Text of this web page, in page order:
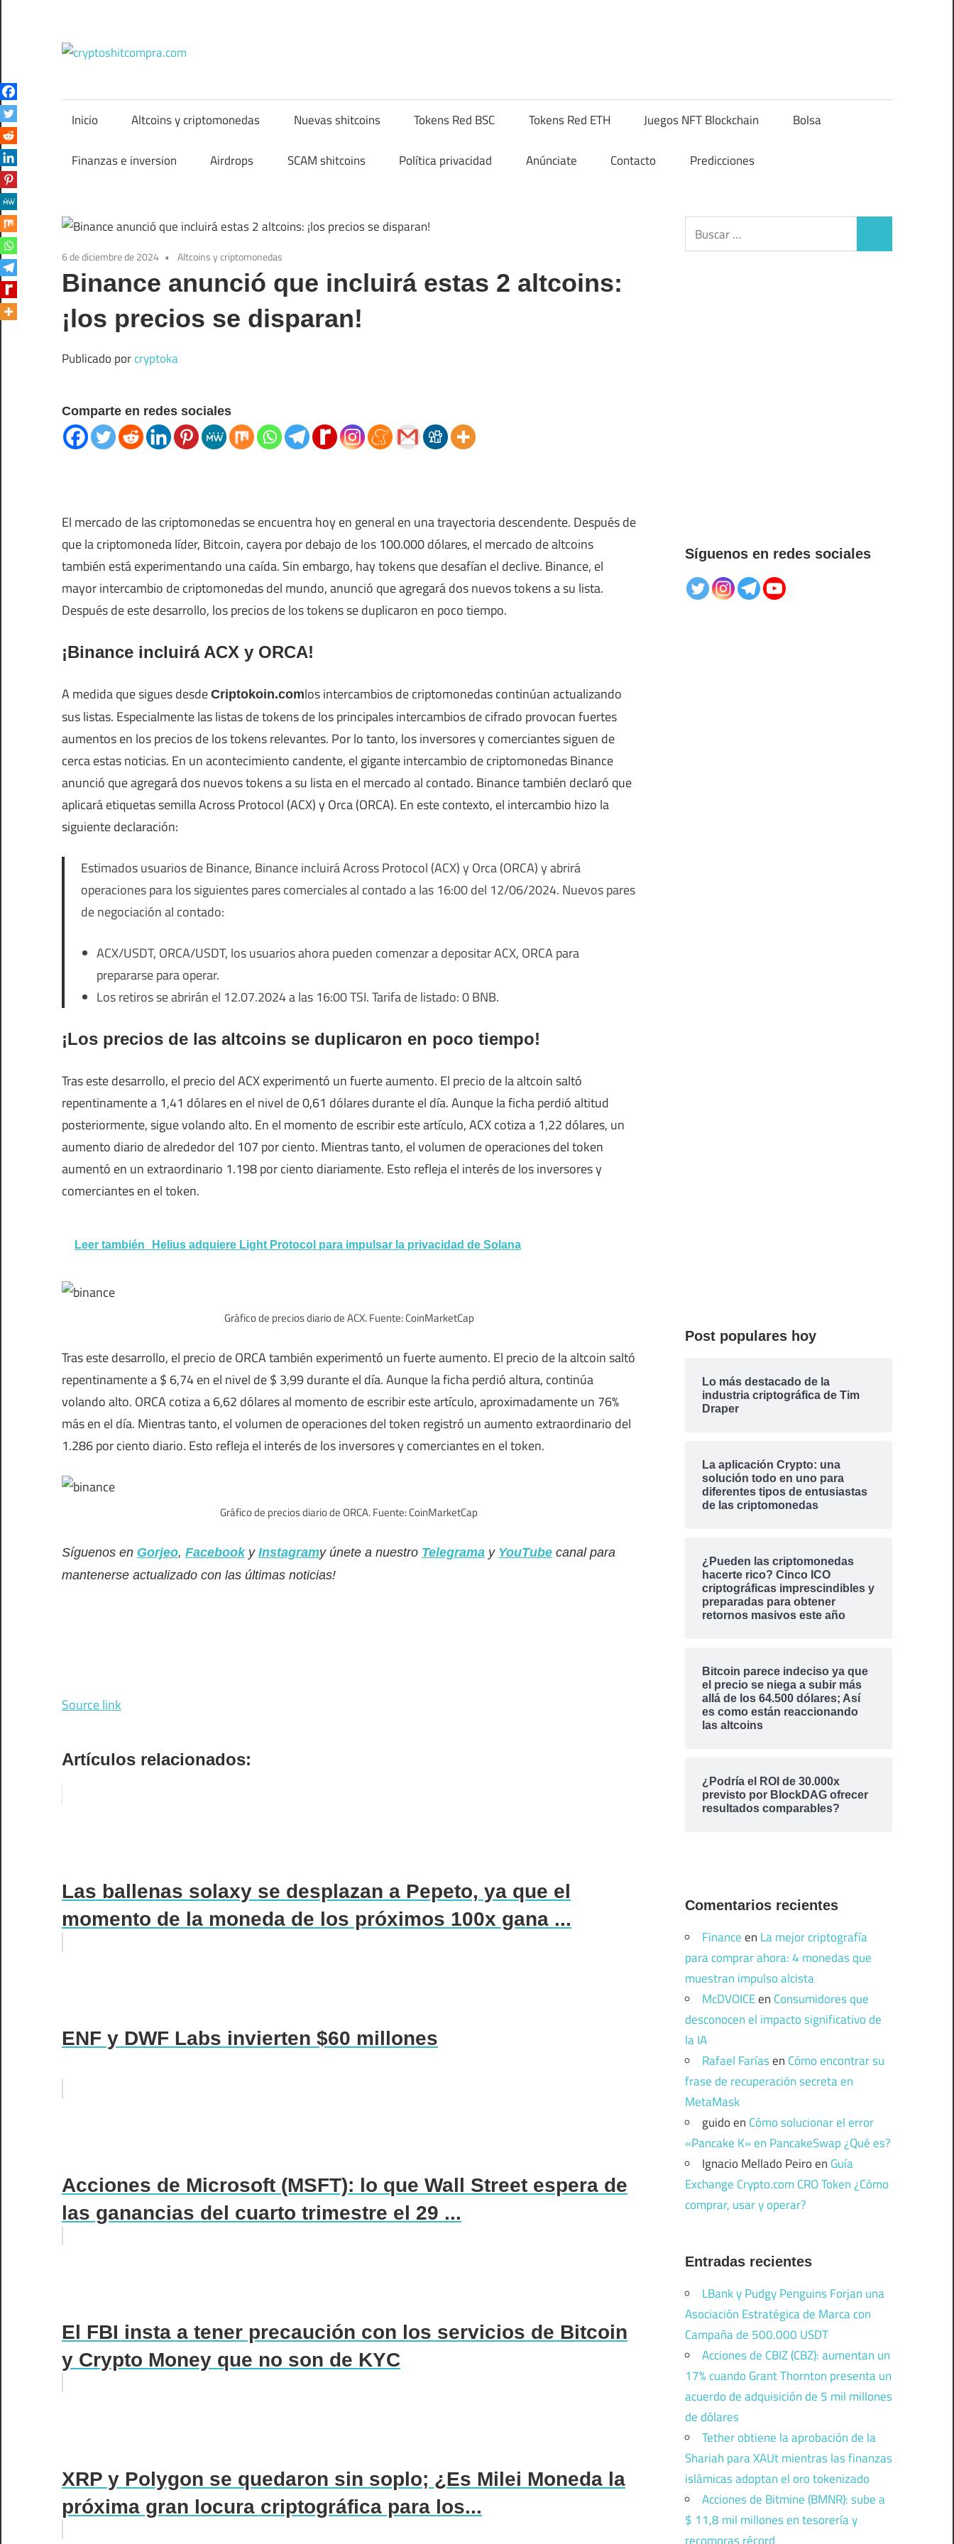
contenido
Inicio Altcoins y criptomonedas Nuevas shitcoins Tokens Red BSC Tokens Red ETH Juegos NFT Blockchain Bolsa
Finanzas e inversion Airdrops SCAM shitcoins Política privacidad Anúnciate Contacto Predicciones
6 de diciembre de 2024 Altcoins y criptomonedas
Binance anunció que incluirá estas 2 altcoins:
¡los precios se disparan!
Publicado porcryptoka
Comparte en redes sociales
El mercado de las criptomonedas se encuentra hoy en general en una trayectoria descendente. Después de
que la criptomoneda líder, Bitcoin, cayera por debajo de los 100.000 dólares, el mercado de altcoins
también está experimentando una caída. Sin embargo, hay tokens que desafían el declive. Binance, el
mayor intercambio de criptomonedas del mundo, anunció que agregará dos nuevos tokens a su lista.
Después de este desarrollo, los precios de los tokens se duplicaron en poco tiempo.
¡Binance incluirá ACX y ORCA!
A medida que sigues desde Criptokoin.comlos intercambios de criptomonedas continúan actualizando
sus listas. Especialmente las listas de tokens de los principales intercambios de cifrado provocan fuertes
aumentos en los precios de los tokens relevantes. Por lo tanto, los inversores y comerciantes siguen de
cerca estas noticias. En un acontecimiento candente, el gigante intercambio de criptomonedas Binance
anunció que agregará dos nuevos tokens a su lista en el mercado al contado. Binance también declaró que
aplicará etiquetas semilla Across Protocol (ACX) y Orca (ORCA). En este contexto, el intercambio hizo la
siguiente declaración:
Estimados usuarios de Binance, Binance incluirá Across Protocol (ACX) y Orca (ORCA) y abrirá
operaciones para los siguientes pares comerciales al contado a las 16:00 del 12/06/2024. Nuevos pares
de negociación al contado:
ACX/USDT, ORCA/USDT, los usuarios ahora pueden comenzar a depositar ACX, ORCA para
prepararse para operar.
Los retiros se abrirán el 12.07.2024 a las 16:00 TSI. Tarifa de listado: 0 BNB.
¡Los precios de las altcoins se duplicaron en poco tiempo!
Tras este desarrollo, el precio del ACX experimentó un fuerte aumento. El precio de la altcoin saltó
repentinamente a 1,41 dólares en el nivel de 0,61 dólares durante el día. Aunque la ficha perdió altitud
posteriormente, sigue volando alto. En el momento de escribir este artículo, ACX cotiza a 1,22 dólares, un
aumento diario de alrededor del 107 por ciento. Mientras tanto, el volumen de operaciones del token
aumentó en un extraordinario 1.198 por ciento diariamente. Esto refleja el interés de los inversores y
comerciantes en el token.
Leer también Helius adquiere Light Protocol para impulsar la privacidad de Solana
Gráfico de precios diario de ACX. Fuente: CoinMarketCap
Tras este desarrollo, el precio de ORCA también experimentó un fuerte aumento. El precio de la altcoin saltó
repentinamente a $ 6,74 en el nivel de $ 3,99 durante el día. Aunque la ficha perdió altura, continúa
volando alto. ORCA cotiza a 6,62 dólares al momento de escribir este artículo, aproximadamente un 76%
más en el día. Mientras tanto, el volumen de operaciones del token registró un aumento extraordinario del
1.286 por ciento diario. Esto refleja el interés de los inversores y comerciantes en el token.
Gráfico de precios diario de ORCA. Fuente: CoinMarketCap
Síguenos en Gorjeo, Facebook y Instagramy únete a nuestro Telegrama y YouTube canal para
mantenerse actualizado con las últimas noticias!
Source link
Artículos relacionados:
Las ballenas solaxy se desplazan a Pepeto, ya que el
momento de la moneda de los próximos 100x gana ...
ENF y DWF Labs invierten $60 millones
Acciones de Microsoft (MSFT): lo que Wall Street espera de
las ganancias del cuarto trimestre el 29 ...
El FBI insta a tener precaución con los servicios de Bitcoin
y Crypto Money que no son de KYC
XRP y Polygon se quedaron sin soplo; ¿Es Milei Moneda la
próxima gran locura criptográfica para los...
Buscar:
Síguenos en redes sociales
Post populares hoy
Lo más destacado de la
industria criptográfica de Tim
Draper
La aplicación Crypto: una
solución todo en uno para
diferentes tipos de entusiastas
de las criptomonedas
¿Pueden las criptomonedas
hacerte rico? Cinco ICO
criptográficas imprescindibles y
preparadas para obtener
retornos masivos este año
Bitcoin parece indeciso ya que
el precio se niega a subir más
allá de los 64.500 dólares; Así
es como están reaccionando
las altcoins
¿Podría el ROI de 30.000x
previsto por BlockDAG ofrecer
resultados comparables?
Comentarios recientes
Financeen La mejor criptografía
para comprar ahora: 4 monedas que
muestran impulso alcista
McDVOICEen Consumidores que
desconocen el impacto significativo de
la IA
Rafael Faríasen Cómo encontrar su
frase de recuperación secreta en
MetaMask
guidoen Cómo solucionar el error
«Pancake K» en PancakeSwap ¿Qué es?
Ignacio Mellado Peiroen Guía
Exchange Crypto.com CRO Token ¿Cómo
comprar, usar y operar?
Entradas recientes
LBank y Pudgy Penguins Forjan una
Asociación Estratégica de Marca con
Campaña de 500.000 USDT
Acciones de CBIZ (CBZ): aumentan un
17% cuando Grant Thornton presenta un
acuerdo de adquisición de 5 mil millones
de dólares
Tether obtiene la aprobación de la
Shariah para XAUt mientras las finanzas
islámicas adoptan el oro tokenizado
Acciones de Bitmine (BMNR): sube a
$ 11,8 mil millones en tesorería y
recompras récord